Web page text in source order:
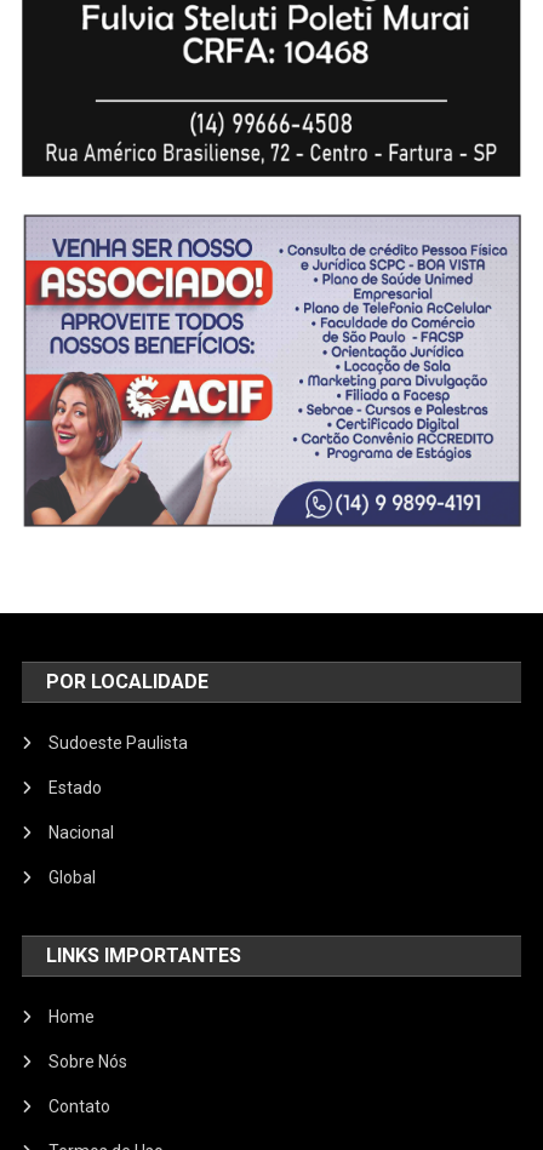
POR LOCALIDADE
Sudoeste Paulista
Estado
Nacional
Global
LINKS IMPORTANTES
Home
Sobre Nós
Contato